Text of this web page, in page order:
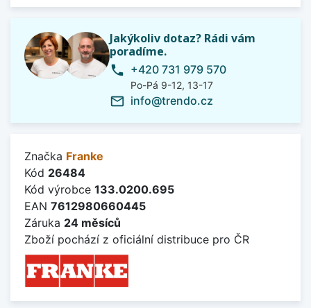
Jakýkoliv dotaz? Rádi vám
poradíme.
phone +420 731 979 570
Po-Pá 9-12, 13-17
mail_outline info@trendo.cz
Značka Franke
Kód 26484
Kód výrobce 133.0200.695
EAN 7612980660445
Záruka 24 měsíců
Zboží pochází z oficiální distribuce pro ČR